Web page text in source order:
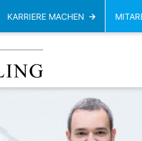
KARRIERE MACHEN